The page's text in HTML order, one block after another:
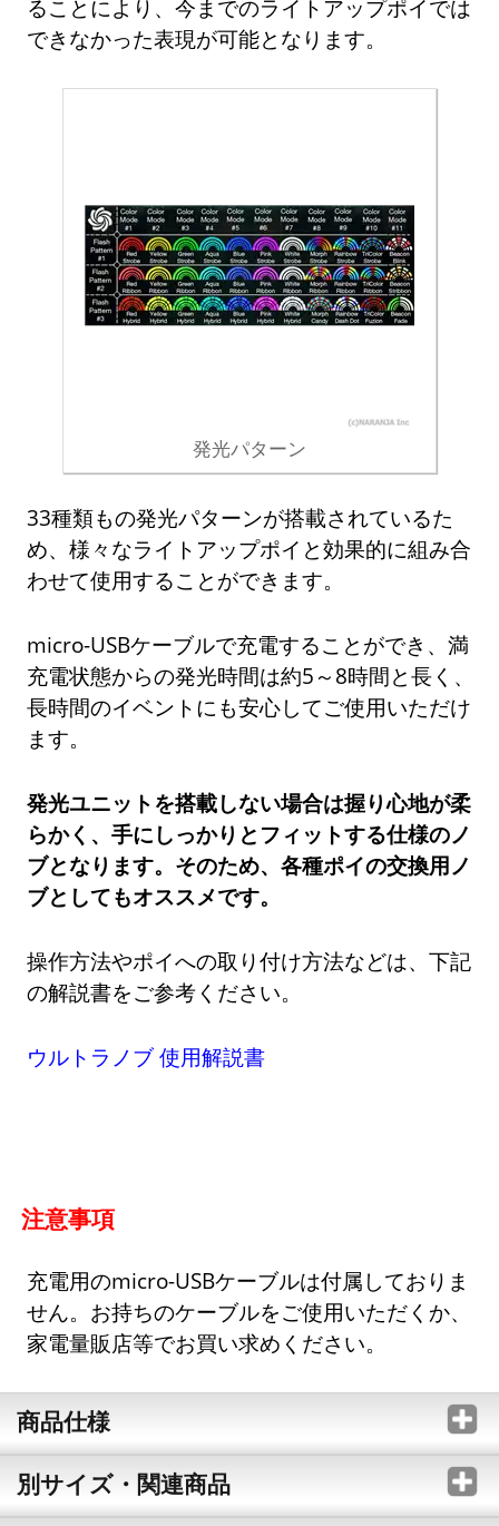
ることにより、今までのライトアップポイでは
できなかった表現が可能となります。
発光パターン
33種類もの発光パターンが搭載されているた
め、様々なライトアップポイと効果的に組み合
わせて使用することができます。
micro-USBケーブルで充電することができ、満
充電状態からの発光時間は約5～8時間と長く、
長時間のイベントにも安心してご使用いただけ
ます。
発光ユニットを搭載しない場合は握り心地が柔
らかく、手にしっかりとフィットする仕様のノ
ブとなります。そのため、各種ポイの交換用ノ
ブとしてもオススメです。
操作方法やポイへの取り付け方法などは、下記
の解説書をご参考ください。
ウルトラノブ 使用解説書
注意事項
充電用のmicro-USBケーブルは付属しておりま
せん。お持ちのケーブルをご使用いただくか、
家電量販店等でお買い求めください。
商品仕様
別サイズ・関連商品